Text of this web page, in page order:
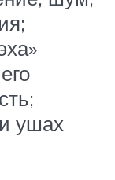
ушах